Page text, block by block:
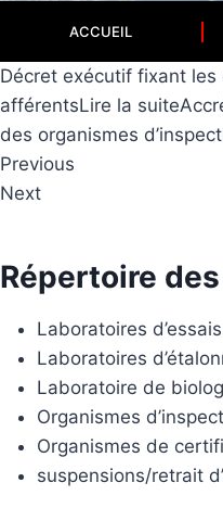
ACCUEIL
Décret exécutif fixant les
afférentsLire la
des organismes
Previous
Next
Répertoire
Laboratoires
Laboratoires
Laboratoire de
Organismes
Organismes de
suspensions/retrait